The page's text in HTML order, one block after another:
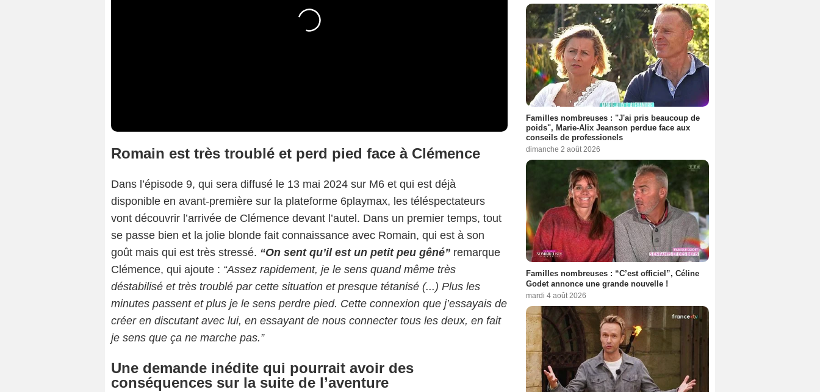
Romain est très troublé et perd pied face à Clémence
Dans l’épisode 9, qui sera diffusé le 13 mai 2024 sur M6 et qui est déjà
disponible en avant-première sur la plateforme 6playmax, les téléspectateurs
vont découvrir l’arrivée de Clémence devant l’autel. Dans un premier temps, tout
se passe bien et la jolie blonde fait connaissance avec Romain, qui est à son
goût mais qui est très stressé. “On sent qu’il est un petit peu gêné” remarque
Clémence, qui ajoute : “Assez rapidement, je le sens quand même très
déstabilisé et très troublé par cette situation et presque tétanisé (...) Plus les
minutes passent et plus je le sens perdre pied. Cette connexion que j’essayais de
créer en discutant avec lui, en essayant de nous connecter tous les deux, en fait
je sens que ça ne marche pas.”
Une demande inédite qui pourrait avoir des
conséquences sur la suite de l’aventure
Familles nombreuses : "J'ai pris beaucoup de
poids", Marie-Alix Jeanson perdue face aux
conseils de professionels
dimanche 2 août 2026
Familles nombreuses : “C’est officiel”, Céline
Godet annonce une grande nouvelle !
mardi 4 août 2026